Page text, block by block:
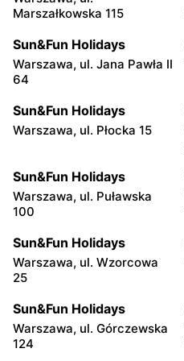
Marszałkowska 115
Sun&Fun Holidays
Warszawa, ul. Jana Pawła II
64
Sun&Fun Holidays
Warszawa, ul. Płocka 15
Sun&Fun Holidays
Warszawa, ul. Puławska
100
Sun&Fun Holidays
Warszawa, ul. Wzorcowa
25
Sun&Fun Holidays
Warszawa, ul. Górczewska
124